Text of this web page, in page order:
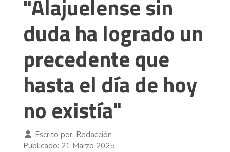
"Alajuelense sin
duda ha logrado un
precedente que
hasta el día de hoy
no existía"
Escrito por: Redacción
Publicado: 21 Marzo 2025